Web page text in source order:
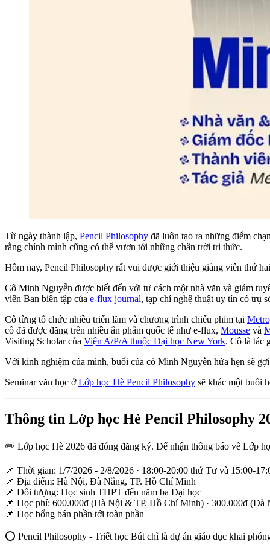
Từ ngày thành lập, Pencil Philosophy đã luôn tạo ra những điểm
rằng chính mình cũng có thể vươn tới những chân trời tri thức.
Hôm nay, Pencil Philosophy rất vui được giới thiệu giảng viên thứ
Cô Minh Nguyễn được biết đến với tư cách một nhà văn và giám
viên Ban biên tập của e-flux journal, tạp chí nghệ thuật uy tín có trụ
Cô từng tổ chức nhiều triển lãm và chương trình chiếu phim tại
cô đã được đăng trên nhiều ấn phẩm quốc tế như e-flux, Mousse và
Visiting Scholar của Viện A/P/A thuộc Đại học New York. Cô là tác
Với kinh nghiệm của mình, buổi của cô Minh Nguyễn hứa hẹn sẽ
Seminar văn học ởLớp học Hè Pencil Philosophy sẽ khác một buổi
Thông tin Lớp học Hè Pencil Philosophy
✏️ Lớp học Hè 2026 đã đóng đăng ký. Để nhận thông báo về Lớp
📌 Thời gian: 1/7/2026 - 2/8/2026 · 18:00-20:00 thứ Tư và 15:00-
📌 Địa điểm: Hà Nội, Đà Nẵng, TP. Hồ Chí Minh
📌 Đối tượng: Học sinh THPT đến năm ba Đại học
📌 Học phí: 600.000đ (Hà Nội & TP. Hồ Chí Minh) · 300.000đ (Đà
📌 Học bổng bán phần tới toàn phần
⭕️ Pencil Philosophy - Triết học Bút chì là dự án giáo dục khai